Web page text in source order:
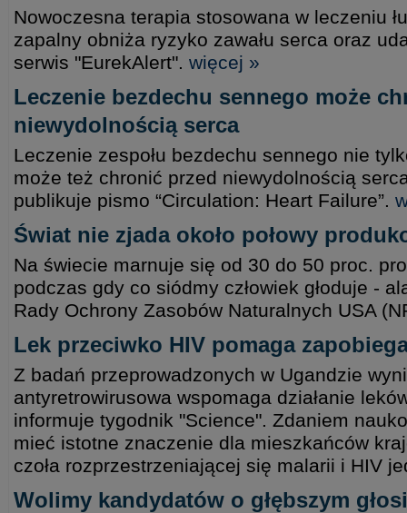
Nowoczesna terapia stosowana w leczeniu
zapalny obniża ryzyko zawału serca oraz
serwis "EurekAlert". więcej »
Leczenie bezdechu sennego może
niewydolnością serca
Leczenie zespołu bezdechu sennego nie
może też chronić przed niewydolnością
publikuje pismo “Circulation: Heart Failure”.
Świat nie zjada około połowy
Na świecie marnuje się od 30 do 50 proc.
podczas gdy co siódmy człowiek głoduje -
Rady Ochrony Zasobów Naturalnych USA
Lek przeciwko HIV pomaga
Z badań przeprowadzonych w Ugandzie
antyretrowirusowa wspomaga działanie
informuje tygodnik "Science". Zdaniem
mieć istotne znaczenie dla mieszkańców
czoła rozprzestrzeniającej się malarii i HIV
Wolimy kandydatów o głębszym